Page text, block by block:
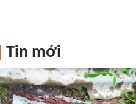
Tin mới